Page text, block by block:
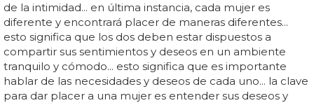
de la intimidad... en última instancia, cada mujer es
diferente y encontrará placer de maneras diferentes...
esto significa que los dos deben estar dispuestos a
compartir sus sentimientos y deseos en un ambiente
tranquilo y cómodo... esto significa que es importante
hablar de las necesidades y deseos de cada uno... la clave
para dar placer a una mujer es entender sus deseos y